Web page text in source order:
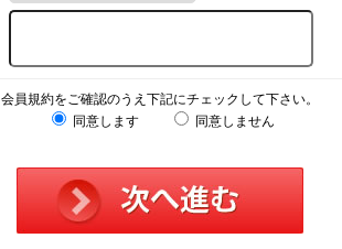
会員規約をご確認のうえ下記にチェックして下さい。
同意します
同意しません